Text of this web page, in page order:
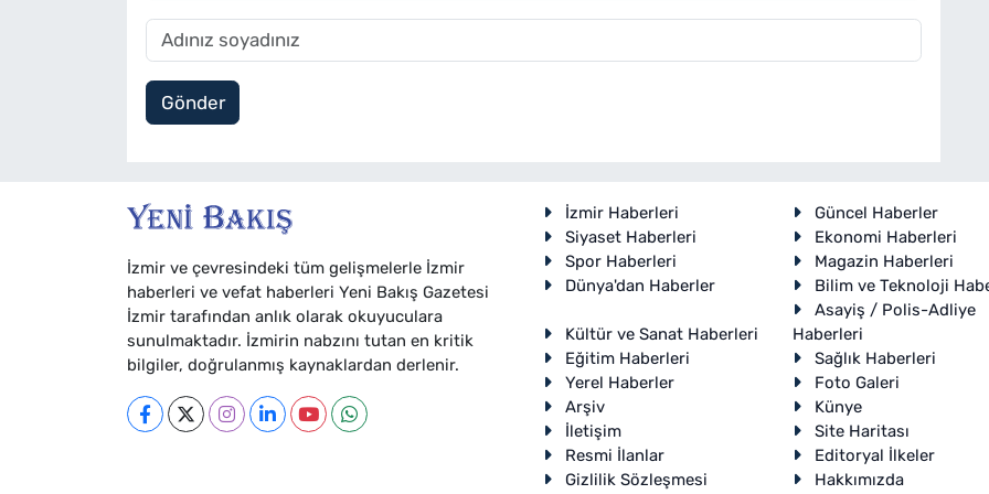
Gönder
İzmir ve çevresindeki tüm gelişmelerle İzmir
haberleri ve vefat haberleri Yeni Bakış Gazetesi
İzmir tarafından anlık olarak okuyuculara
sunulmaktadır. İzmirin nabzını tutan en kritik
bilgiler, doğrulanmış kaynaklardan derlenir.
İzmir Haberleri
Güncel Haberler
Siyaset Haberleri
Ekonomi Haberleri
Spor Haberleri
Magazin Haberleri
Dünya'dan Haberler
Bilim ve Teknoloji
Kültür ve Sanat Haberleri
Asayiş / Polis-Adliye
Haberleri
Eğitim Haberleri
Sağlık Haberleri
Yerel Haberler
Foto Galeri
Arşiv
Künye
İletişim
Site Haritası
Resmi İlanlar
Editoryal İlkeler
Gizlilik Sözleşmesi
Hakkımızda